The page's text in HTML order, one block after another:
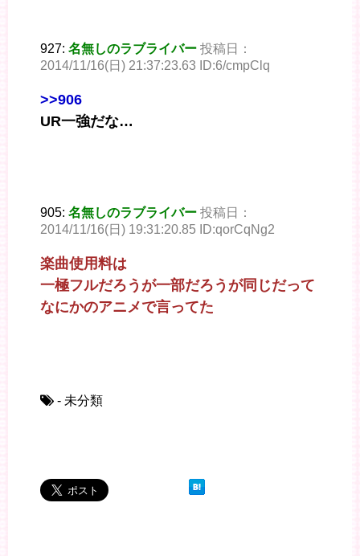
927: 名無しのラブライバー 投稿日：
2014/11/16(日) 21:37:23.63 ID:6/cmpClq
>>906
UR一強だな…
905: 名無しのラブライバー 投稿日：
2014/11/16(日) 19:31:20.85 ID:qorCqNg2
楽曲使用料は
一極フルだろうが一部だろうが同じだって
なにかのアニメで言ってた
- 未分類